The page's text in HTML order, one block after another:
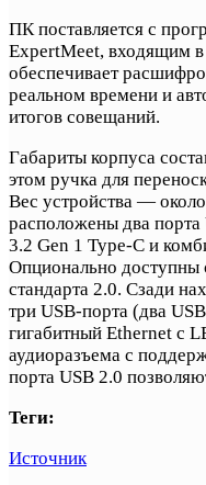
ПК поставляется с
ExpertMeet, входящим
обеспечивает
реальном времени и
итогов совещаний.
Габариты корпуса
этом ручка для
Вес устройства —
расположены два
3.2 Gen 1 Type-C и
Опционально доступны
стандарта 2.0. Сзади
три USB-порта (два
гигабитный Ethernet с
аудиоразъема с
порта USB 2.0
Теги:
Источник